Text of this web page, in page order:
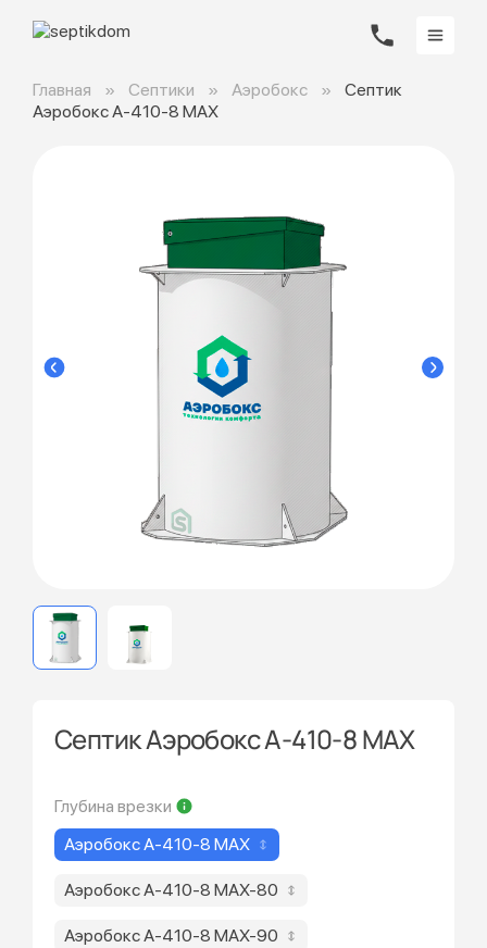
Главная Септики Аэробокс
Септик
Аэробокс А-410-8 MAX
Септик Аэробокс А-410-8 MAX
Глубина врезки
Аэробокс А-410-8 MAX
Аэробокс А-410-8 MAX-80
Аэробокс А-410-8 MAX-90